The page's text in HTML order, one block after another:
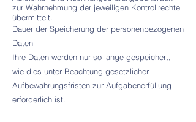
zur Wahrnehmung der jeweiligen Kontrollrechte
übermittelt.
Dauer der Speicherung der personenbezogenen
Daten
Ihre Daten werden nur so lange gespeichert,
wie dies unter Beachtung gesetzlicher
Aufbewahrungsfristen zur Aufgabenerfüllung
erforderlich ist.